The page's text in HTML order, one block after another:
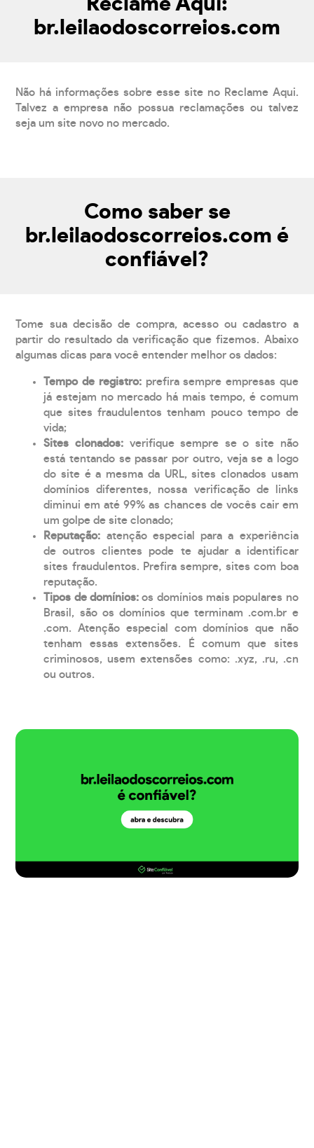
br.leilaodoscorreios.com
Não há informações sobre esse site no Reclame Aqui.
Talvez a empresa não possua reclamações ou talvez
seja um site novo no mercado.
Como saber se
br.leilaodoscorreios.com é
confiável?
Tome sua decisão de compra, acesso ou cadastro a
partir do resultado da verificação que fizemos. Abaixo
algumas dicas para você entender melhor os dados:
Tempo de registro: prefira sempre empresas que
já estejam no mercado há mais tempo, é comum
que sites fraudulentos tenham pouco tempo de
vida;
Sites clonados: verifique sempre se o site não
está tentando se passar por outro, veja se a logo
do site é a mesma da URL, sites clonados usam
domínios diferentes, nossa verificação de links
diminui em até 99% as chances de vocês cair em
um golpe de site clonado;
Reputação: atenção especial para a experiência
de outros clientes pode te ajudar a identificar
sites fraudulentos. Prefira sempre, sites com boa
reputação.
Tipos de domínios:os domínios mais populares no
Brasil, são os domínios que terminam .com.br e
.com. Atenção especial com domínios que não
tenham essas extensões. É comum que sites
criminosos, usem extensões como: .xyz, .ru, .cn
ou outros.